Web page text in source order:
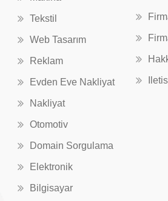
Tekstil
Web Tasarım
Reklam
Evden Eve Nakliyat
Nakliyat
Otomotiv
Domain Sorgulama
Elektronik
Bilgisayar